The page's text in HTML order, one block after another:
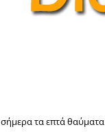
τα επτά θαύματα